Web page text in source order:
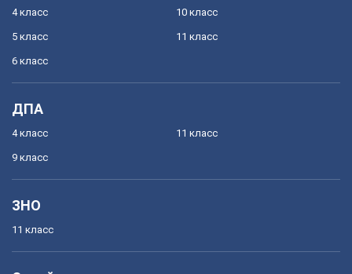
4 класс
5 класс
6 класс
10 класс
11 класс
ДПА
4 класс
9 класс
11 класс
ЗНО
11 класс